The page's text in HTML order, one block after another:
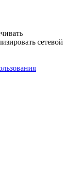
сетевой